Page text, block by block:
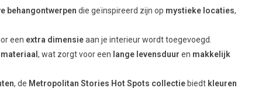
behangontwerpen die geïnspireerd zijn op mystieke locaties,
een extra dimensieaan je interieur wordt toegevoegd.
, wat zorgt voor een lange levensduur en makkelijk
, de Metropolitan Stories Hot Spots collectie biedt kleuren